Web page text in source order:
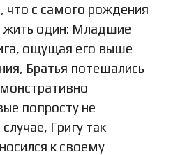
что с самого рождения
жить один: Младшие
ощущая его выше
Братья потешались
попросту не
Григу так
к своему